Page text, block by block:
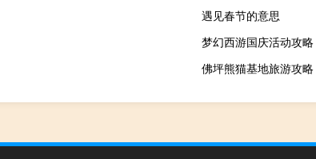
遇见春节的意思
梦幻西游国庆活动攻略
佛坪熊猫基地旅游攻略